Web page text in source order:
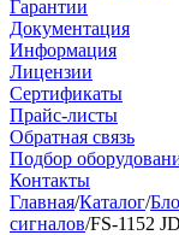
Гарантии
Документация
Информация
Лицензии
Сертификаты
Прайс-листы
Обратная связь
Подбор
Контакты
Главная/Каталог/
сигналов/FS-1152